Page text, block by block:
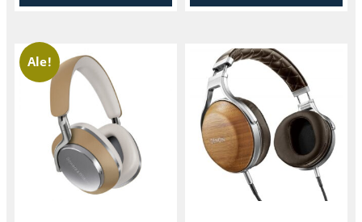
Ale!